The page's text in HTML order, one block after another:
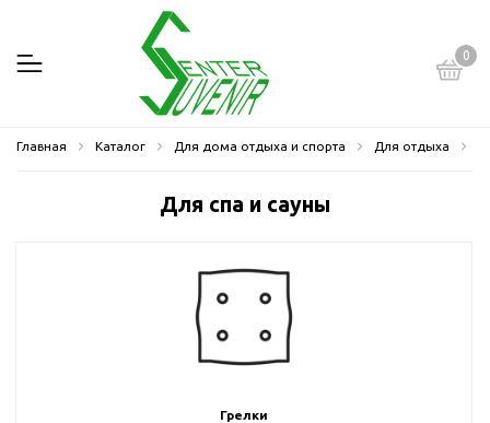
0
Главная Каталог Для дома отдыха и спорта Для отдыха
Для спа и сауны
Грелки